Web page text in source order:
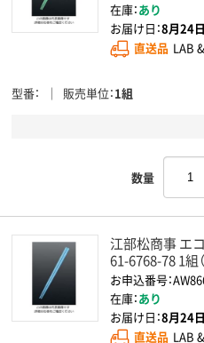
在庫：あり
お届け日：8月24日
直送品 LAB
型番 販売単位 1組
数量
江部松商事 エ
61-6768-78 1組
お申込番号：
在庫：あり
お届け日：8月24日
直送品 LAB